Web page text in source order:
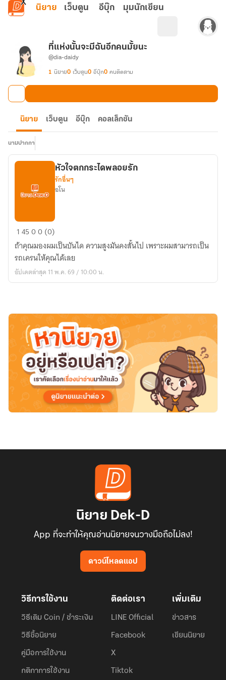
ข้ามไปยังเนื้อหาหลัก
นิยาย เว็บตูน อีบุ๊ก มุมนักเขียน
ที่แห่งนั้นจะมีฉันอีกคนมั้ยนะ
@dia-daidy
1 นิยาย0 เว็บตูน0 อีบุ๊ก0 คนติดตาม
นิยาย เว็บตูน อีบุ๊ก คอลเล็กชัน
นามปากกา
หัวใจ
ตกกระ
ได
พลอย
รัก
หัวใจตกกระไดพลอยรัก
รักอื่นๆ
อโน
14500 (0)
ถ้าคุณมองผมเป็นบันได ความสูงมันคงสั้นไป เพราะผมสามารถเป็น
รถเครนให้คุณได้เลย
อัปเดตล่าสุด 11 พ.ค. 69 / 10:00 น.
นิยาย Dek-D
App ที่จะทำให้คุณอ่านนิยายจนวางมือถือไม่ลง!
ดาวน์โหลดแอป
วิธีการใช้งาน
วิธีเติม Coin / ชำระเงิน
วิธีซื้อนิยาย
คู่มือการใช้งาน
กติกาการใช้งาน
ติดต่อเรา
LINE Official
Facebook
X
Tiktok
เพิ่มเติม
ข่าวสาร
เขียนนิยาย